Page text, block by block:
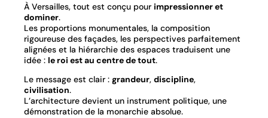
À Versailles, tout est conçu pour impressionner et
dominer.
Les proportions monumentales, la composition
rigoureuse des façades, les perspectives parfaitement
alignées et la hiérarchie des espaces traduisent une
idée : le roi est au centre de tout.
Le message est clair : grandeur, discipline,
civilisation.
L’architecture devient un instrument politique, une
démonstration de la monarchie absolue.